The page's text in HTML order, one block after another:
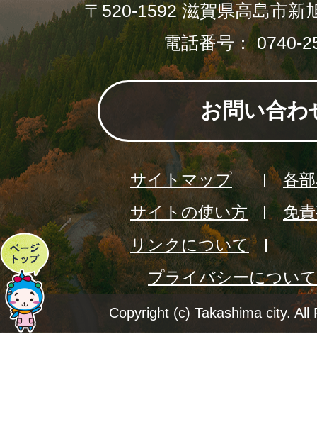
ペ
ー
ジ
〒520-1592 滋賀県高島市新
電話番号： 0740-
お問い合わ
サイトマップ
各
サイトの使い方
免
リンクについて
プライバシーについて
Copyright (c) Takashima city. All